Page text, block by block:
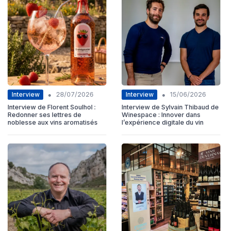
Interview •
28/07/2026
Interview de Florent Soulhol :
Redonner ses lettres de
noblesse aux vins aromatisés
Interview •
15/06/2026
Interview de Sylvain Thibaud de
Winespace : Innover dans
l’expérience digitale du vin